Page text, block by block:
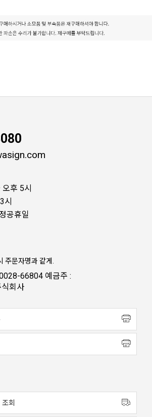
후 5시
시
공휴일
문자명과 같게.
66804 예금주 :
회사
회